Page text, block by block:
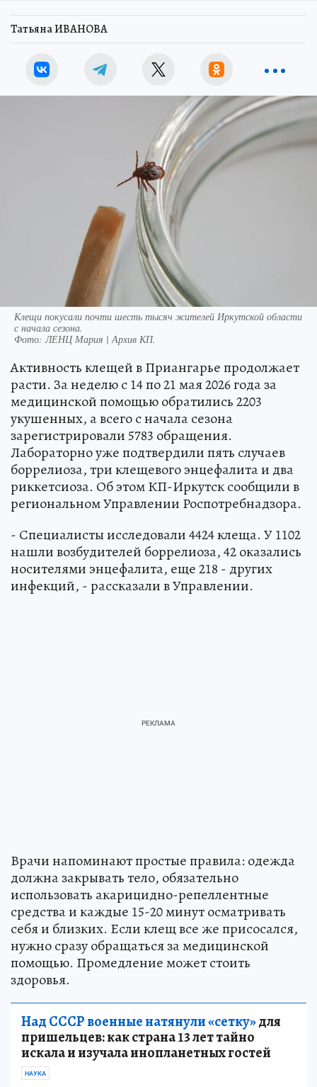
Татьяна ИВАНОВА
Клещи покусали почти шесть тысяч жителей Иркутской области
с начала сезона.
Фото:ЛЕНЦ Мария | Архив КП.
Активность клещей в Приангарье продолжает
расти. За неделю с 14 по 21 мая 2026 года за
медицинской помощью обратились 2203
укушенных, а всего с начала сезона
зарегистрировали 5783 обращения.
Лабораторно уже подтвердили пять случаев
боррелиоза, три клещевого энцефалита и два
риккетсиоза. Об этом КП-Иркутск сообщили в
региональном Управлении Роспотребнадзора.
- Специалисты исследовали 4424 клеща. У 1102
нашли возбудителей боррелиоза, 42 оказались
носителями энцефалита, еще 218 - других
инфекций, - рассказали в Управлении.
Врачи напоминают простые правила: одежда
должна закрывать тело, обязательно
использовать акарицидно-репеллентные
средства и каждые 15-20 минут осматривать
себя и близких. Если клещ все же присосался,
нужно сразу обращаться за медицинской
помощью. Промедление может стоить
здоровья.
Над СССР военные натянули «сетку»для
пришельцев: как страна 13 лет тайно
искала и изучала инопланетных гостей
НАУКА